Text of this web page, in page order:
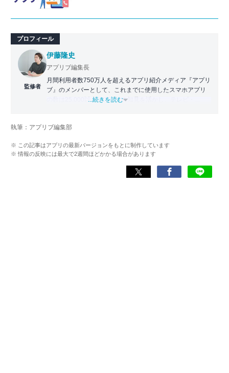
プロフィール
監修者
伊藤隆史
アプリブ編集長
月間利用者数750万人を超えるアプリ紹介メディア『アプリ
ブ』のメンバーとして、これまでに使用したスマホアプリ
の数は25,000以上。アプリの知見を活かし、テレビ・
化アプリの紹介）、TBS『サタプラ』（スマホライフが変
スマホアプリ）他
...続きを読む
執筆：アプリブ編集部
※ この記事はアプリの最新バージョンをもとに制作しています
※ 情報の反映には最大で2週間ほどかかる場合があります